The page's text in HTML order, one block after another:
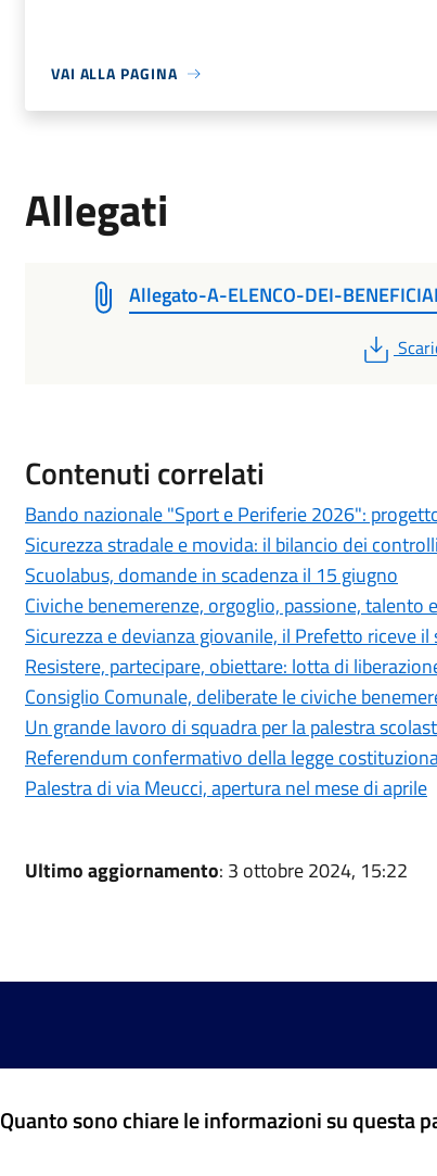
VAI ALLA PAGINA
Allegati
Allegato-A-ELENCO-DEI-
PDF
Contenuti correlati
Bando nazionale "Sport e Periferie 2026":
​Sicurezza stradale e movida: il bilancio dei
Scuolabus, domande in scadenza il 15 giugno
Civiche benemerenze, orgoglio, passione, talento
Sicurezza e devianza giovanile, il Prefetto riceve il
Resistere, partecipare, obiettare: lotta di
Consiglio Comunale, deliberate le civiche
Un grande lavoro di squadra per la palestra
Referendum confermativo della legge
Palestra di via Meucci, apertura nel mese di aprile
Ultimo aggiornamento: 3 ottobre 2024, 15:22
Quanto sono chiare le informazioni su questa